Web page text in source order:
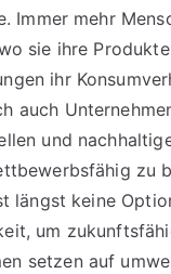
Immer mehr
sie ihre
ihr
auch
und
zu
längst keine
um
setzen auf